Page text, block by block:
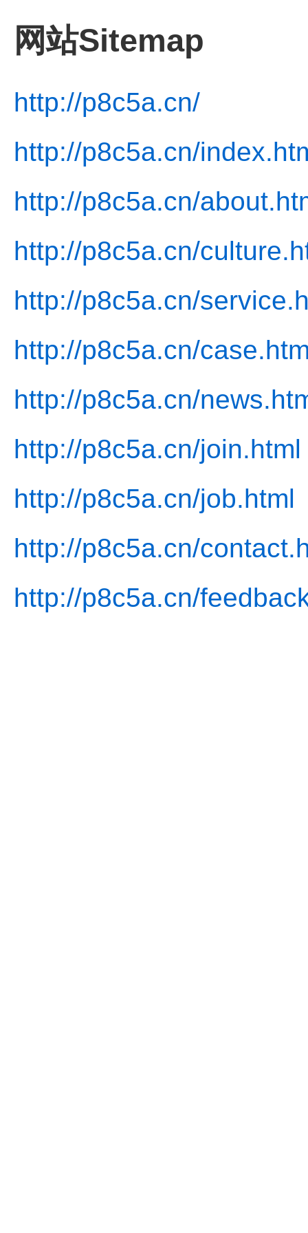
网站Sitemap
http://p8c5a.cn/
http://p8c5a.cn/
http://p8c5a.cn/
http://p8c5a.cn/
http://p8c5a.cn/
http://p8c5a.cn/
http://p8c5a.cn/
http://p8c5a.cn/join.html
http://p8c5a.cn/job.html
http://p8c5a.cn/
http://p8c5a.cn/